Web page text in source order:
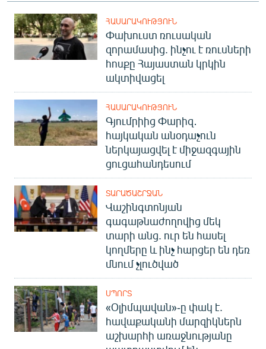
ՀԱՍԱՐԱԿՈՒԹՅՈՒՆ
Փախուստ ռուսական
զորամասից. ինչու է ռուսների
հոսքը Հայաստան կրկին
ակտիվացել
ՀԱՍԱՐԱԿՈՒԹՅՈՒՆ
Գյումրիից Փարիզ․
հայկական անօդաչուն
ներկայացվել է միջազգային
ցուցահանդեսում
ՏԱՐԱԾԱՇՐՋԱՆ
Վաշինգտոնյան
գագաթնաժողովից մեկ
տարի անց. ուր են հասել
կողմերը և ինչ հարցեր են դեռ
մնում չլուծված
ՍՊՈՐՏ
«Օլիմպավան»-ը փակ է.
հավաքականի մարզիկներն
աշխարհի առաջնությանը